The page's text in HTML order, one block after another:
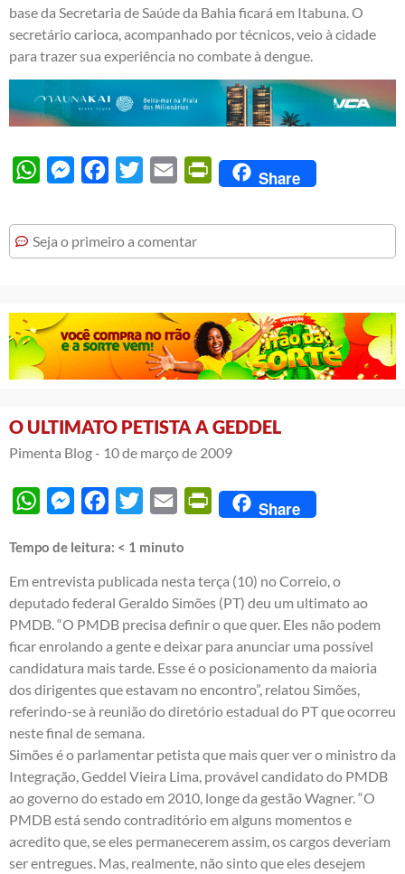
base da Secretaria de Saúde da Bahia ficará em Itabuna. O
secretário carioca, acompanhado por técnicos, veio à cidade
para trazer sua experiência no combate à dengue.
WhatsAppMessengerFacebook
Twitter Email PrintFriendly
Share
Seja o primeiro a comentar
O ULTIMATO PETISTA A GEDDEL
Pimenta Blog - 10 de março de 2009
WhatsAppMessengerFacebook
Twitter Email PrintFriendly
Share
Tempo de leitura: < 1 minuto
Em entrevista publicada nesta terça (10) no Correio, o
deputado federal Geraldo Simões (PT) deu um ultimato ao
PMDB. “O PMDB precisa definir o que quer. Eles não podem
ficar enrolando a gente e deixar para anunciar uma possível
candidatura mais tarde. Esse é o posicionamento da maioria
dos dirigentes que estavam no encontro”, relatou Simões,
referindo-se à reunião do diretório estadual do PT que ocorreu
neste final de semana.
Simões é o parlamentar petista que mais quer ver o ministro da
Integração, Geddel Vieira Lima, provável candidato do PMDB
ao governo do estado em 2010, longe da gestão Wagner. “O
PMDB está sendo contraditório em alguns momentos e
acredito que, se eles permanecerem assim, os cargos deveriam
ser entregues. Mas, realmente, não sinto que eles desejem